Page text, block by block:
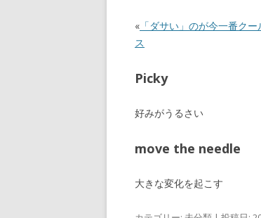
« 「ダサい」のが今一番ク
ス
Picky
好みがうるさい
move the needle
大きな変化を起こす